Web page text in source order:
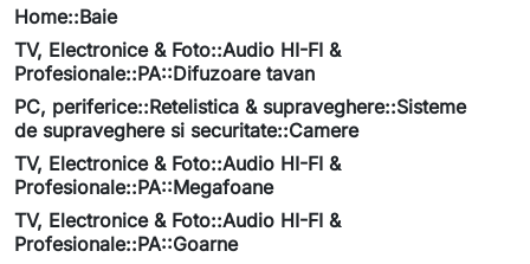
Home::Baie
TV, Electronice & Foto::Audio HI-FI &
Profesionale::PA::Difuzoare tavan
PC, periferice::Retelistica & supraveghere::Sisteme
de supraveghere si securitate::Camere
TV, Electronice & Foto::Audio HI-FI &
Profesionale::PA::Megafoane
TV, Electronice & Foto::Audio HI-FI &
Profesionale::PA::Goarne